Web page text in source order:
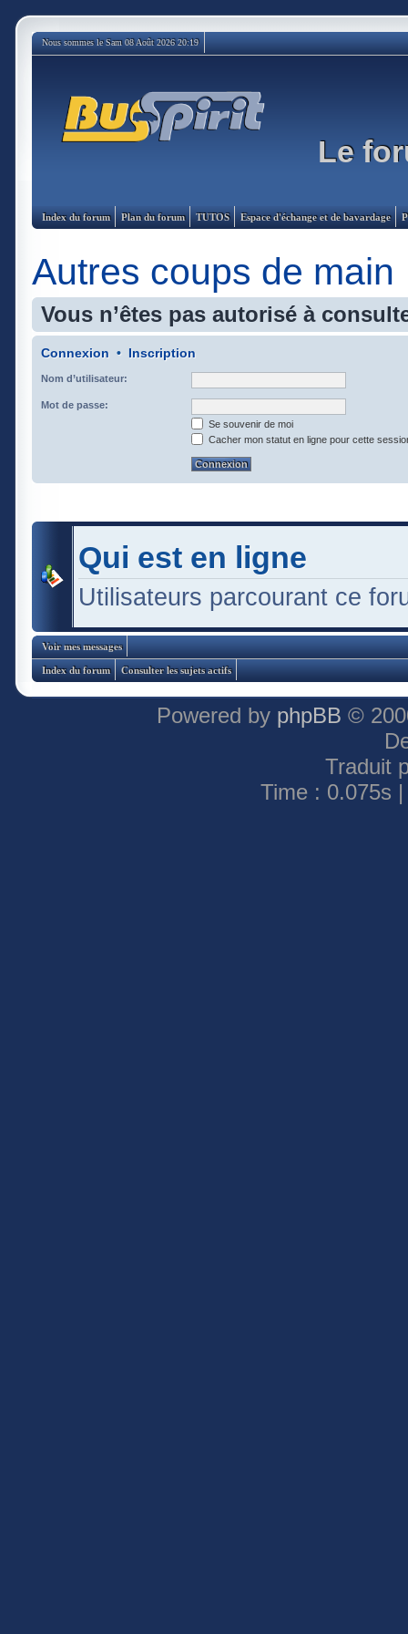
Nous sommes le Sam 08 Août 2026 20:19
Le
Index du forum Plan du forum TUTOS Espace d'échange et de bavardage
Autres coups de main
Vous n’êtes pas autorisé à
Connexion • Inscription
Nom d’utilisateur:
Mot de passe:
Se souvenir de moi
Cacher mon statut en ligne pour cette
Qui est en ligne
Utilisateurs parcourant ce
Voir mes messages
Index du forum Consulter les sujets actifs
Powered by phpBB ©
Traduit
Time : 0.075s